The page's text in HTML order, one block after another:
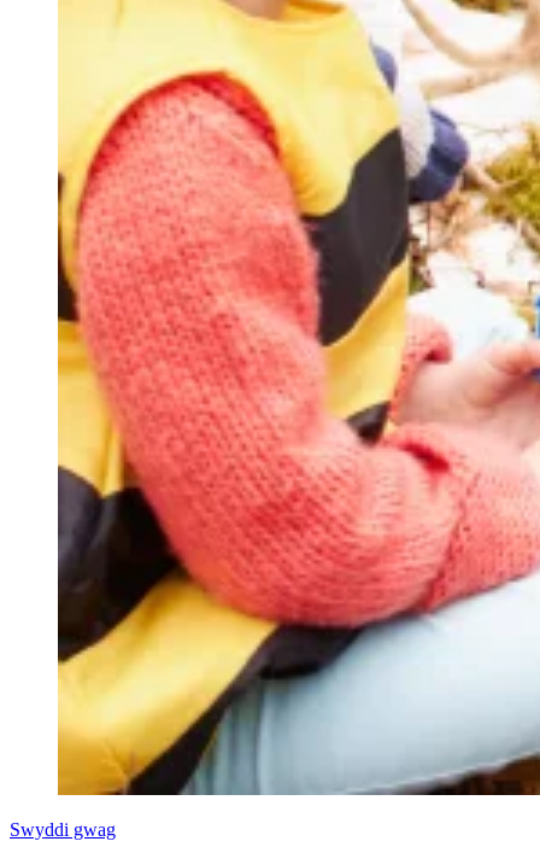
Swyddi gwag